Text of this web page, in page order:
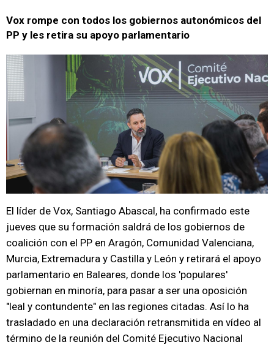
Vox rompe con todos los gobiernos autonómicos del
PP y les retira su apoyo parlamentario
El líder de Vox, Santiago Abascal, ha confirmado este
jueves que su formación saldrá de los gobiernos de
coalición con el PP en Aragón, Comunidad Valenciana,
Murcia, Extremadura y Castilla y León y retirará el apoyo
parlamentario en Baleares, donde los 'populares'
gobiernan en minoría, para pasar a ser una oposición
"leal y contundente" en las regiones citadas. Así lo ha
trasladado en una declaración retransmitida en vídeo al
término de la reunión del Comité Ejecutivo Nacional